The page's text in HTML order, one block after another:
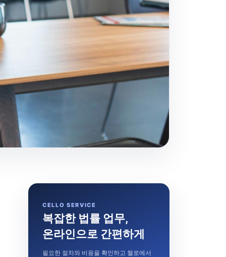
CELLO SERVICE
복잡한 법률 업무,
온라인으로 간편하게
필요한 절차와 비용을 확인하고 첼로에서